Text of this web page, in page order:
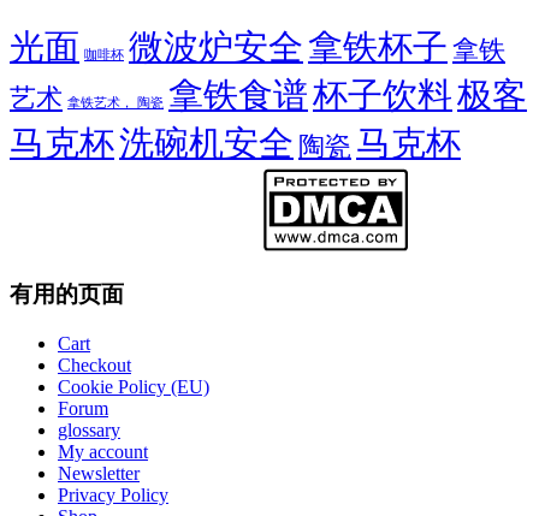
光面 咖啡杯 微波炉安全拿铁杯子 拿铁
艺术 拿铁艺术， 陶瓷 拿铁食谱杯子饮料极客
马克杯洗碗机安全 陶瓷 马克杯
有用的页面
Cart
Checkout
Cookie Policy (EU)
Forum
glossary
My account
Newsletter
Privacy Policy